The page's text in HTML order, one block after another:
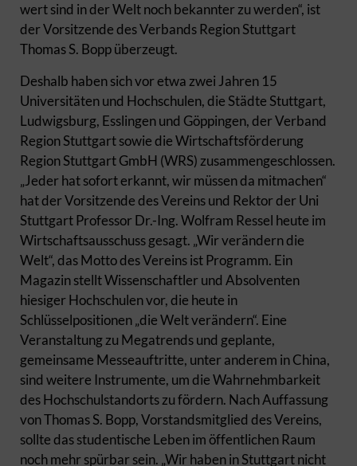
wert sind in der Welt noch bekannter zu werden“, ist
der Vorsitzende des Verbands Region Stuttgart
Thomas S. Bopp überzeugt.
Deshalb haben sich vor etwa zwei Jahren 15
Universitäten und Hochschulen, die Städte Stuttgart,
Ludwigsburg, Esslingen und Göppingen, der Verband
Region Stuttgart sowie die Wirtschaftsförderung
Region Stuttgart GmbH (WRS) zusammengeschlossen.
„Jeder hat sofort erkannt, wir müssen da mitmachen“
hat der Vorsitzende des Vereins und Rektor der Uni
Stuttgart Professor Dr.-Ing. Wolfram Ressel heute im
Wirtschaftsausschuss gesagt. „Wir verändern die
Welt“, das Motto des Vereins ist Programm. Ein
Magazin stellt Wissenschaftler und Absolventen
hiesiger Hochschulen vor, die heute in
Schlüsselpositionen „die Welt verändern“. Eine
Veranstaltung zu Megatrends und geplante,
gemeinsame Messeauftritte, unter anderem in China,
sind weitere Instrumente, um die Wahrnehmbarkeit
des Hochschulstandorts zu fördern. Nach Auffassung
von Thomas S. Bopp, Vorstandsmitglied des Vereins,
sollte das studentische Leben im öffentlichen Raum
noch mehr spürbar sein. „Wir haben in Stuttgart nicht